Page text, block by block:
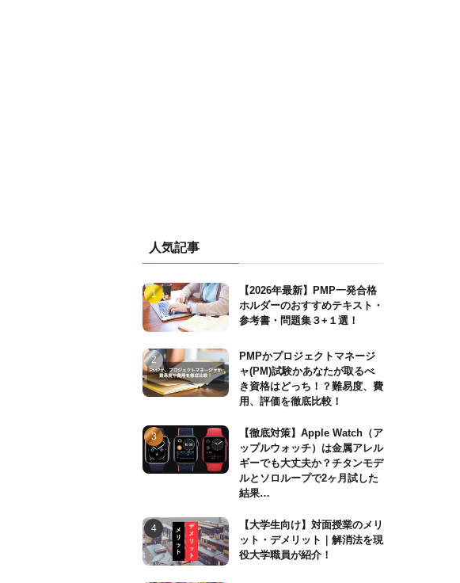
人気記事
【2026年最新】PMP一発合格
ホルダーのおすすめテキスト・
参考書・問題集３+１選！
PMPかプロジェクトマネージ
ャ(PM)試験かあなたが取るべ
き資格はどっち！？難易度、費
用、評価を徹底比較！
【徹底対策】Apple Watch（ア
ップルウォッチ）は金属アレル
ギーでも大丈夫か？チタンモデ
ルとソロループで2ヶ月試した
結果…
【大学生向け】対面授業のメリ
ット・デメリット｜解消法を現
役大学職員が紹介！